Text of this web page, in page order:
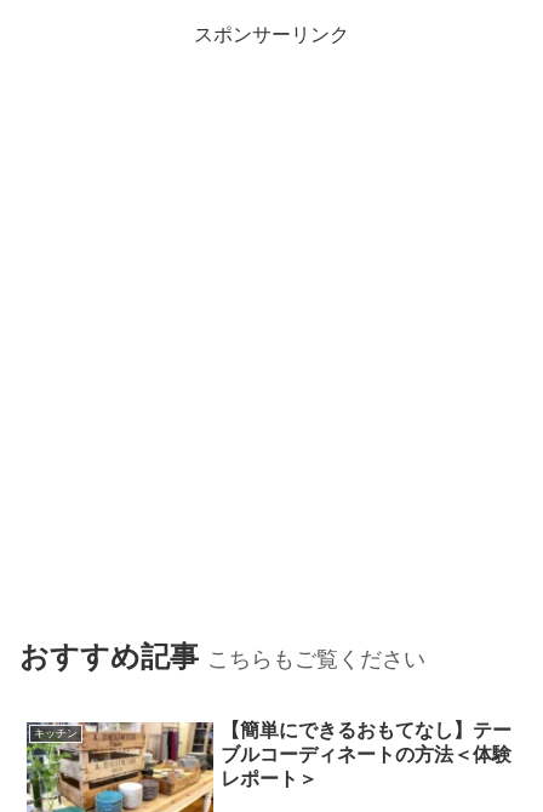
スポンサーリンク
おすすめ記事 こちらもご覧ください
キッチン
【簡単にできるおもてなし】テー
ブルコーディネートの方法＜体験
レポート＞